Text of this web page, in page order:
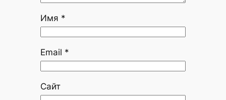
Имя *
Email *
Сайт